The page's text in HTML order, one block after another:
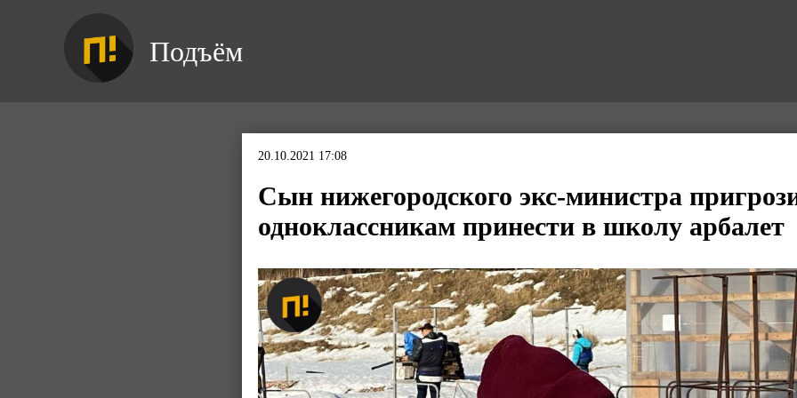
Подъём
20.10.2021 17:08
Сын нижегородского экс-министра
одноклассникам принести в школу арбалет